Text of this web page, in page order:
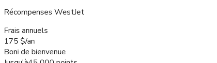
Récompenses WestJet
Frais annuels
175 $/an
Boni de bienvenue